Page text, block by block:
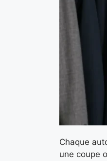
Chaque
une coupe